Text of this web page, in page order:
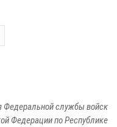
Федеральной службы войск
Федерации по Республике